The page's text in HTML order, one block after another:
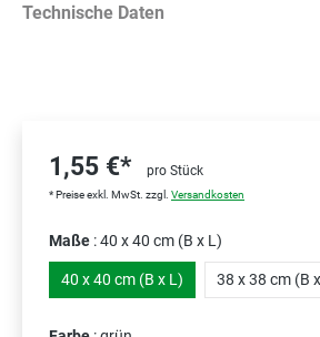
Technische Daten
1,55 €* pro Stück
* Preise exkl. MwSt. zzgl. Versandkosten
Maße : 40 x 40 cm (B x L)
40 x 40 cm (B x L) 38 x 38 cm (B